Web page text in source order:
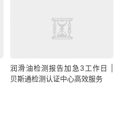
润滑油检测报告加急3工作日 |
贝斯通检测认证中心高效服务